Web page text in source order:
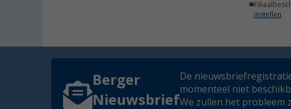
instellen
Berger
Nieuwsbrief
De
momenteel niet
We zullen het probleem